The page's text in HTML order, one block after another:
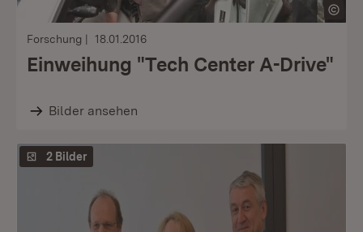
Forschung 18.01.2016
Einweihung "Tech Center A-Drive"
Bilder ansehen
2 Bilder